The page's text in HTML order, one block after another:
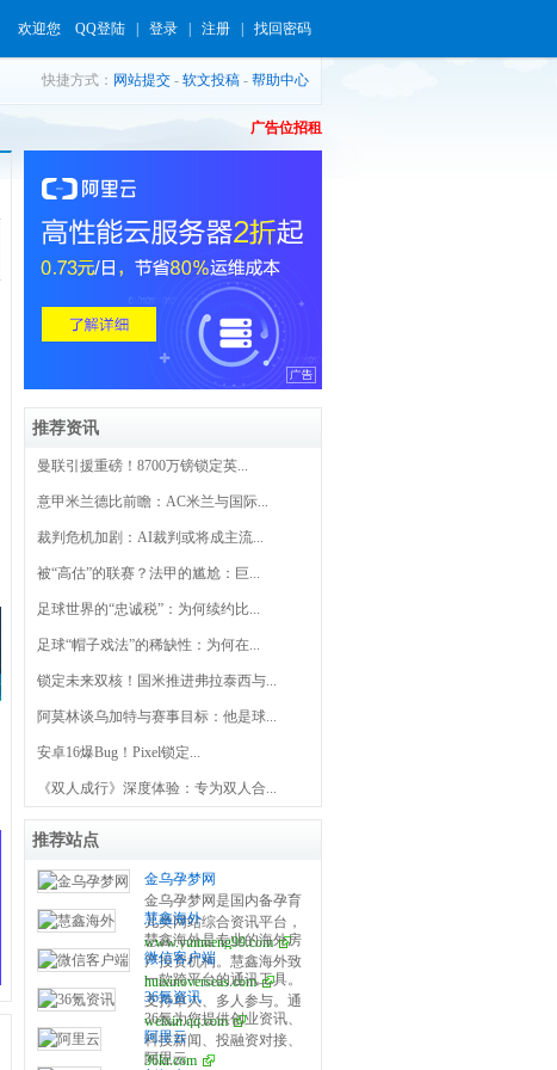
欢迎您 QQ登陆 登录 注册 找回密码
快捷方式： 网站提交 - 软文投稿 - 帮助中心
广告位招租
推荐资讯
曼联引援重磅！8700万镑锁定英...
意甲米兰德比前瞻：AC米兰与国际...
裁判危机加剧：AI裁判或将成主流...
被“高估”的联赛？法甲的尴尬：巨...
足球世界的“忠诚税”：为何续约比...
足球“帽子戏法”的稀缺性：为何在...
锁定未来双核！国米推进弗拉泰西与...
阿莫林谈乌加特与赛事目标：他是球...
安卓16爆Bug！Pixel锁定...
《双人成行》深度体验：专为双人合...
推荐站点
金乌孕梦网
金乌孕梦网是国内备孕育
儿类网站综合资讯平台，
开设试管婴儿、备孕百
科、怀孕之道、产后修
复、育儿宝典、生活指南
等栏目，分享全面泰国、
美国、俄罗斯、乌克兰等
国家的第三代试管婴儿医
www.yunmeng99.com
慧鑫海外
慧鑫海外是专业的海外房
产投资机构。慧鑫海外致
力于为全球华人提供海外
置业全球重点国家在售楼
盘信息，助您做出最英明
的海外投资决策，是您海
huixinoverseas.com
微信客户端
一款跨平台的通讯工具。
支持单人、多人参与。通
过手机网络发送语音、图
片、视频和文字。
weixin.qq.com
36氪资讯
36氪为您提供创业资讯、
科技新闻、投融资对接、
股权投资、极速融资等创
36kr.com
阿里云
阿里云